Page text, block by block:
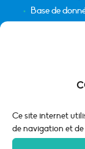
Ce site internet
de navigation et
Base de
Mentions
Politique de